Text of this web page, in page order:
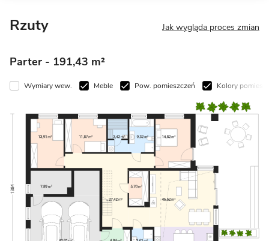
Rzuty Jak wygląda proces zmian
Parter - 191,43 m²
Wymiary wew. Meble Pow. pomieszczeń Kolory